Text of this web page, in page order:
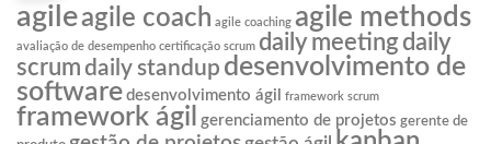
agileagile coach agile coaching agile methods
avaliação de desempenho certificação scrum daily meeting daily
scrumdaily standup desenvolvimento de
software desenvolvimento ágil framework scrum
framework ágil gerenciamento de projetos gerente de